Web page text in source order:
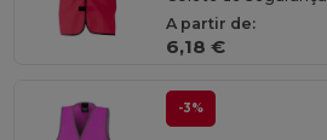
A partir de:
6,18 €
-3%